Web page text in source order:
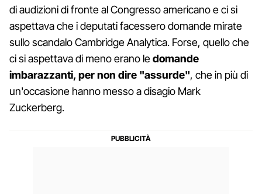
di audizioni di fronte al Congresso americano e ci si
aspettava che i deputati facessero domande mirate
sullo scandalo Cambridge Analytica. Forse, quello che
ci si aspettava di meno erano ledomande
imbarazzanti, per non dire "assurde", che in più di
un'occasione hanno messo a disagio Mark
Zuckerberg.